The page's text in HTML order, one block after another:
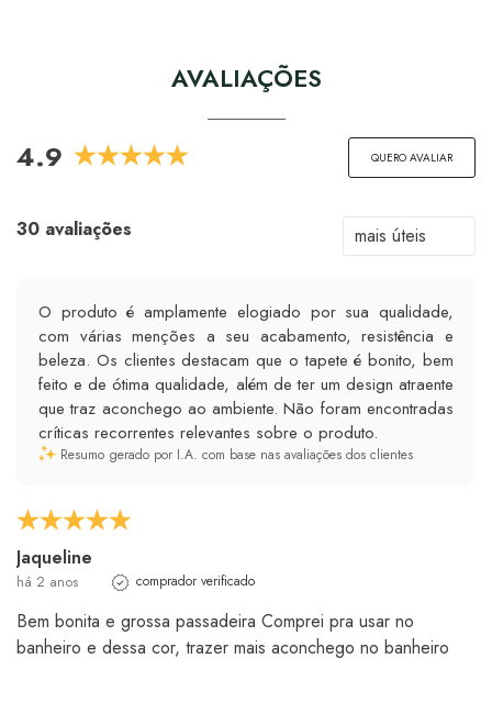
AVALIAÇÕES
4.9 QUERO AVALIAR
30 avaliações
O produto é amplamente elogiado por sua qualidade,
com várias menções a seu acabamento, resistência e
beleza. Os clientes destacam que o tapete é bonito, bem
feito e de ótima qualidade, além de ter um design atraente
que traz aconchego ao ambiente. Não foram encontradas
críticas recorrentes relevantes sobre o produto.
Resumo gerado por I.A. com base nas avaliações dos clientes
Jaqueline
há 2 anos comprador verificado
Bem bonita e grossa passadeira Comprei pra usar no
banheiro e dessa cor, trazer mais aconchego no banheiro